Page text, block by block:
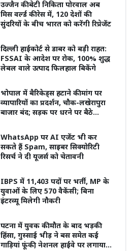
उज्जैन की बेटी निकिता पोरवाल अब
मिस वर्ल्ड की रेस में, 120 देशों की
सुंदरियों के बीच भारत को करेंगी रिप्रेजेंट
दिल्ली हाईकोर्ट से डाबर को बड़ी राहत:
FSSAI के आदेश पर रोक, 100% शुद्ध
लेबल वाले उत्पाद फिलहाल बिकेंगे
भोपाल में बैरिकेड्स हटाने की मांग पर
व्यापारियों का प्रदर्शन, चौक-लखेरापुरा
बाजार बंद; सड़क पर धरने पर बैठे
WhatsApp पर AI एजेंट भी कर
सकते हैं Spam, साइबर सिक्योरिटी
रिसर्च ने दी यूजर्स को चेतावनी
IBPS में 11,403 पदों पर भर्ती, MP के
युवाओं के लिए 570 वैकेंसी; बिना
इंटरव्यू मिलेगी नौकरी
पटना में युवक की मौत के बाद भड़की
हिंसा, गुस्साई भीड़ ने बस समेत कई
गाड़ियां फूंकी; नेशनल हाईवे पर लगाया